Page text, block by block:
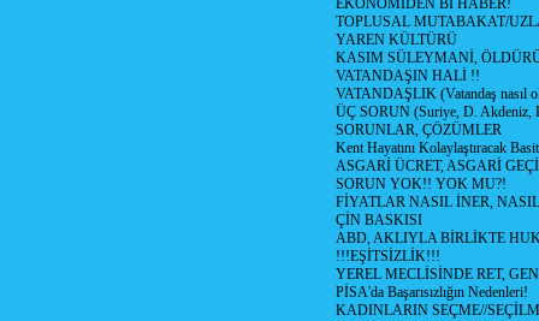
EKONOMİDEN Bİ HABER!
TOPLUSAL MUTABAKAT/
YAREN KÜLTÜRÜ
KASIM SÜLEYMANİ,
VATANDAŞIN HALİ !!
VATANDAŞLIK (Vatandaş nasıl
ÜÇ SORUN (Suriye, D. Akdeniz,
SORUNLAR, ÇÖZÜMLER
Kent Hayatını Kolaylaştıracak
ASGARİ ÜCRET, ASGARİ
SORUN YOK!! YOK MU?!
FİYATLAR NASIL İNER,
ÇİN BASKISI
ABD, AKLIYLA BİRLİKTE
!!!EŞİTSİZLİK!!!
YEREL MECLİSİNDE RET,
PİSA'da Başarısızlığın Nedenleri!
KADINLARIN SEÇME//